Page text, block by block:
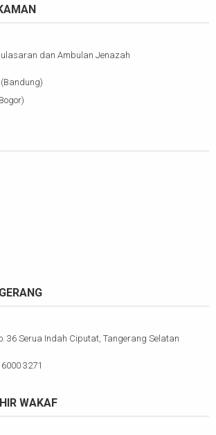
dan Ambulan Jenazah
36 Serua Indah Ciputat, Tangerang Selatan
3271
WAKAF